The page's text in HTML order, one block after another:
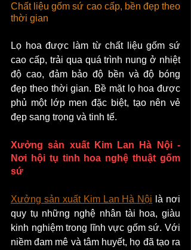
Chất liệu gốm sứ cao cấp, bền đẹp theo
thời gian
Lọ hoa được làm từ chất liệu gốm sứ
cao cấp, trải qua quá trình nung ở nhiệt
độ cao, đảm bảo độ bền và độ bóng
đẹp theo thời gian. Bề mặt lọ hoa được
phủ một lớp men đặc biệt, tạo nên vẻ
đẹp sang trọng và tinh tế.
Xưởng sản xuất Kim Lan Hà Nội -
Nơi hội tụ tinh hoa nghệ thuật gốm
sứ
Xưởng sản xuất Kim Lan Hà Nội là nơi
quy tụ những nghệ nhân tài hoa, giàu
kinh nghiệm trong lĩnh vực gốm sứ. Với
niềm đam mê và tâm huyết, họ đã tạo ra